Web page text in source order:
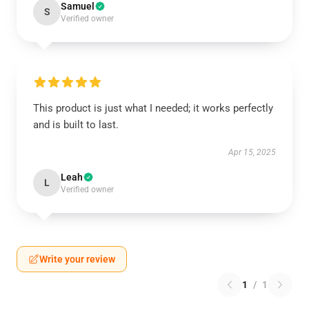
S Samuel
Verified owner
This product is just what I needed; it works perfectly
and is built to last.
Apr 15, 2025
L Leah
Verified owner
Write your review
1 / 1